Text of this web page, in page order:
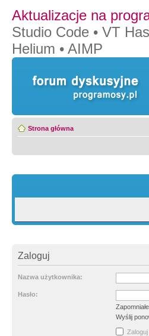
Aktualizacje na
Studio Code • VT
Helium • AIMP
Strona główna
Zaloguj
Nazwa użytkownika:
Hasło:
Wyślij